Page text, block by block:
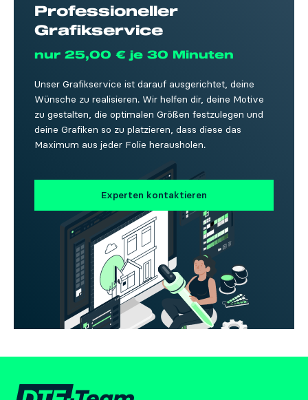
Professioneller
Grafikservice
nur 25,00 € je 30 Minuten
Unser Grafikservice ist darauf ausgerichtet, deine
Wünsche zu realisieren. Wir helfen dir, deine Motive
zu gestalten, die optimalen Größen festzulegen und
deine Grafiken so zu platzieren, dass diese das
Maximum aus jeder Folie herausholen.
Experten kontaktieren